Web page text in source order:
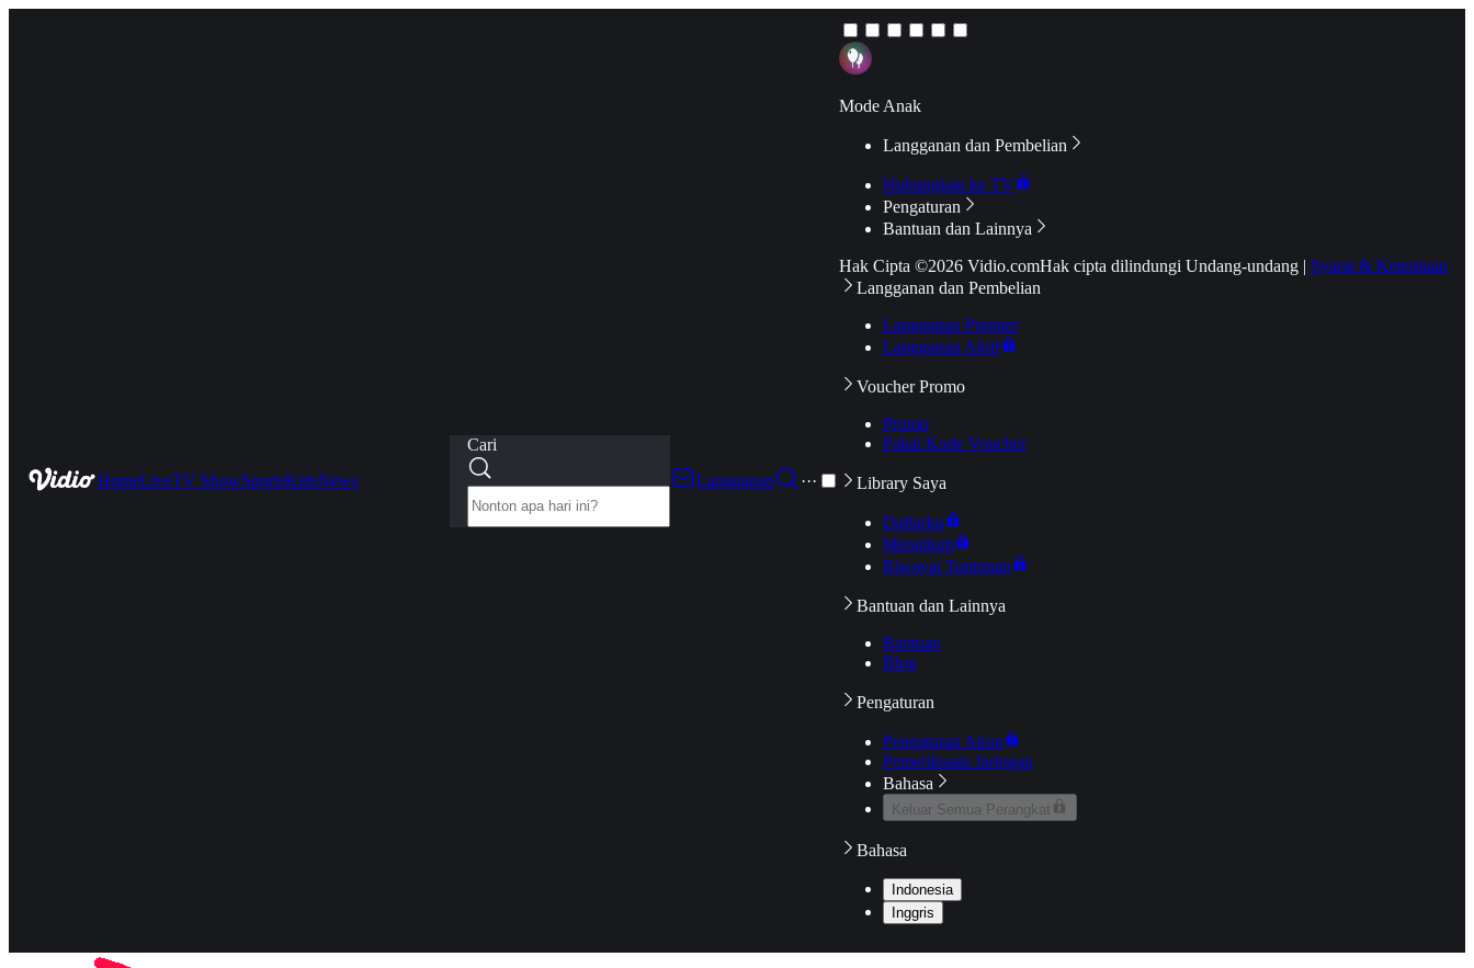
HomeLiveTV ShowSportsKidsNews
Cari
Langganan
···
Mode Anak
Langganan dan Pembelian
Hubungkan ke TV
Pengaturan
Bantuan dan Lainnya
Hak Cipta ©2026 Vidio.comHak cipta dilindungi Undang-undang | Syarat & Ketentuan
Langganan dan Pembelian
Langganan Premier
Langganan Aktif
Voucher Promo
Promo
Pakai Kode Voucher
Library Saya
Daftarku
Mengikuti
Riwayat Tontonan
Bantuan dan Lainnya
Bantuan
Blog
Pengaturan
Pengaturan Akun
Pemeriksaan Jaringan
Bahasa
Keluar Semua Perangkat
Bahasa
Indonesia
Inggris